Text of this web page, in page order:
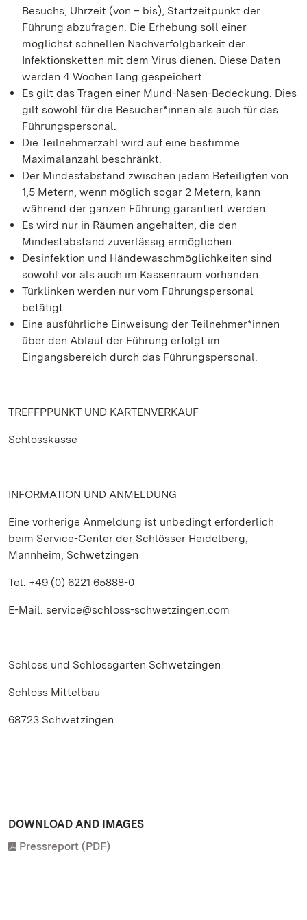
Besuchs, Uhrzeit (von – bis), Startzeitpunkt der
Führung abzufragen. Die Erhebung soll einer
möglichst schnellen Nachverfolgbarkeit der
Infektionsketten mit dem Virus dienen. Diese Daten
werden 4 Wochen lang gespeichert.
Es gilt das Tragen einer Mund-Nasen-Bedeckung. Dies
gilt sowohl für die Besucher*innen als auch für das
Führungspersonal.
Die Teilnehmerzahl wird auf eine bestimme
Maximalanzahl beschränkt.
Der Mindestabstand zwischen jedem Beteiligten von
1,5 Metern, wenn möglich sogar 2 Metern, kann
während der ganzen Führung garantiert werden.
Es wird nur in Räumen angehalten, die den
Mindestabstand zuverlässig ermöglichen.
Desinfektion und Händewaschmöglichkeiten sind
sowohl vor als auch im Kassenraum vorhanden.
Türklinken werden nur vom Führungspersonal
betätigt.
Eine ausführliche Einweisung der Teilnehmer*innen
über den Ablauf der Führung erfolgt im
Eingangsbereich durch das Führungspersonal.
TREFFPPUNKT UND KARTENVERKAUF
Schlosskasse
INFORMATION UND ANMELDUNG
Eine vorherige Anmeldung ist unbedingt erforderlich
beim Service-Center der Schlösser Heidelberg,
Mannheim, Schwetzingen
Tel. +49 (0) 6221 65888-0
E-Mail: service@schloss-schwetzingen.com
Schloss und Schlossgarten Schwetzingen
Schloss Mittelbau
68723 Schwetzingen
DOWNLOAD AND IMAGES
Pressreport (PDF)